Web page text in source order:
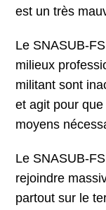
est un très
Le SNASUB-
milieux
militant sont
et agit pour
moyens
Le SNASUB-
rejoindre
partout sur le